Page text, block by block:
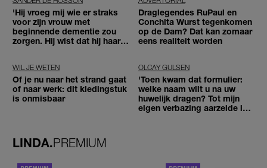
'Hij vroeg mij wie er straks
voor zijn vrouw met
beginnende dementie zou
zorgen. Hij wist dat hij haar
Draglegendes RuPaul en
Conchita Wurst tegenkomen
op de Dam? Dat kan zomaar
eens realiteit worden
WIL JE WETEN
Of je nu naar het strand gaat
of naar werk: dit kledingstuk
is onmisbaar
OLCAY GULSEN
'Toen kwam dat formulier:
welke naam wilt u na uw
huwelijk dragen? Tot mijn
eigen verbazing aarzelde ik
LINDA.PREMIUM